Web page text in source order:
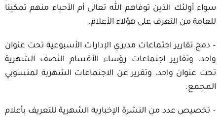
سواء أولئك الذين توفاهم الله تعالى أم الأحياء منهم تمكينا
للعامة من التعرف على هؤلاء الأعلام.
– دمج تقارير اجتماعات مديري الإدارات الأسبوعية تحت عنوان
واحد، وتقارير اجتماعات رؤساء الأقسام النصف الشهرية
تحت عنوان واحد، وتقرير عن الاجتماعات الشهرية لمنسوبي
المجمع.
– تخصيص عدد من النشرة الإخبارية الشهرية للتعريف بأعلام